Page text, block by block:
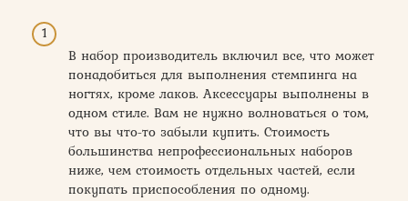
В набор производитель включил все, что может
понадобиться для выполнения стемпинга на
ногтях, кроме лаков. Аксессуары выполнены в
одном стиле. Вам не нужно волноваться о том,
что вы что-то забыли купить. Стоимость
большинства непрофессиональных наборов
ниже, чем стоимость отдельных частей, если
покупать приспособления по одному.